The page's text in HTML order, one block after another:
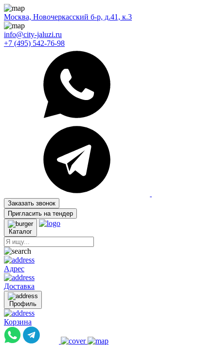
Москва, Новочеркасский б-р, д.41, к.3
info@city-jaluzi.ru
+7 (495) 542-76-98
Заказать звонок
Пригласить на тендер
Каталог
Адрес
Доставка
Профиль
Корзина